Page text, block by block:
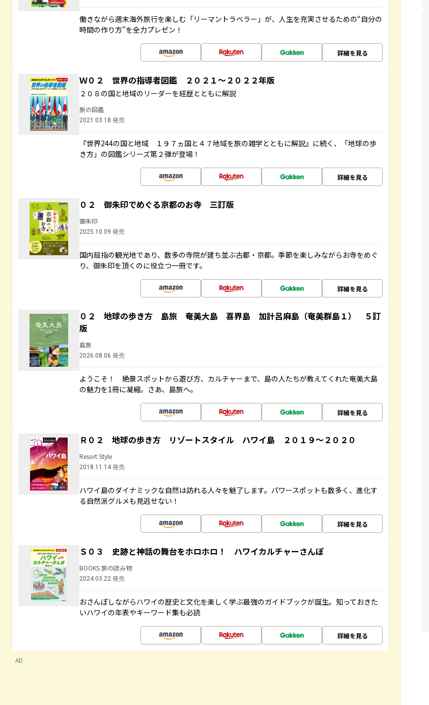
働きながら週末海外旅行を楽しむ「リーマントラベラー」が、人生を充実させるための“自分の
時間の作り方”を全力プレゼン！
詳細を見る
Ｗ０２ 世界の指導者図鑑 ２０２１～２０２２年版
２０８の国と地域のリーダーを経歴とともに解説
旅の図鑑
2021.03.18 発売
『世界244の国と地域 １９７ヵ国と４７地域を旅の雑学とともに解説』に続く、「地球の歩
き方」の図鑑シリーズ第２弾が登場！
詳細を見る
０２ 御朱印でめぐる京都のお寺 三訂版
御朱印
2025.10.09 発売
国内屈指の観光地であり、数多の寺院が建ち並ぶ古都・京都。季節を楽しみながらお寺をめぐ
り、御朱印を頂くのに役立つ一冊です。
詳細を見る
０２ 地球の歩き方 島旅 奄美大島 喜界島 加計呂麻島（奄美群島１） ５訂
版
島旅
2026.08.06 発売
ようこそ！ 絶景スポットから遊び方、カルチャーまで、島の人たちが教えてくれた奄美大島
の魅力を1冊に凝縮。さあ、島旅へ。
詳細を見る
Ｒ０２ 地球の歩き方 リゾートスタイル ハワイ島 ２０１９～２０２０
Resort Style
2018.11.14 発売
ハワイ島のダイナミックな自然は訪れる人々を魅了します。パワースポットも数多く、進化す
る自然派グルメも見逃せない！
詳細を見る
Ｓ０３ 史跡と神話の舞台をホロホロ！ ハワイカルチャーさんぽ
BOOKS 旅の読み物
2024.03.22 発売
おさんぽしながらハワイの歴史と文化を楽しく学ぶ最強のガイドブックが誕生。知っておきた
いハワイの年表やキーワード集も必読
詳細を見る
AD